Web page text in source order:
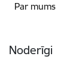
Par mums
Noderīgi